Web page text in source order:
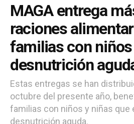
MAGA entrega
raciones
familias con
desnutrición
Estas entregas se han
octubre del presente año,
familias con niños y niñas que
desnutrición aguda.